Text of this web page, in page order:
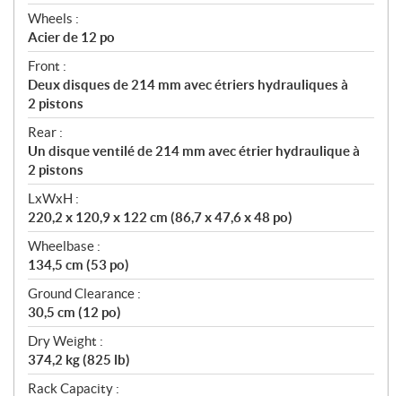
Wheels :
Acier de 12 po
Front :
Deux disques de 214 mm avec étriers hydrauliques à
2 pistons
Rear :
Un disque ventilé de 214 mm avec étrier hydraulique à
2 pistons
LxWxH :
220,2 x 120,9 x 122 cm (86,7 x 47,6 x 48 po)
Wheelbase :
134,5 cm (53 po)
Ground Clearance :
30,5 cm (12 po)
Dry Weight :
374,2 kg (825 lb)
Rack Capacity :